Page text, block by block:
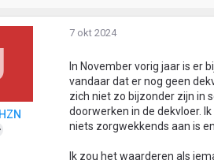
7 okt 2024
In November vorig jaar is er
vandaar dat er nog geen
zich niet zo bijzonder zijn in
doorwerken in de dekvloer.
niets zorgwekkends aan is
Ik zou het waarderen als